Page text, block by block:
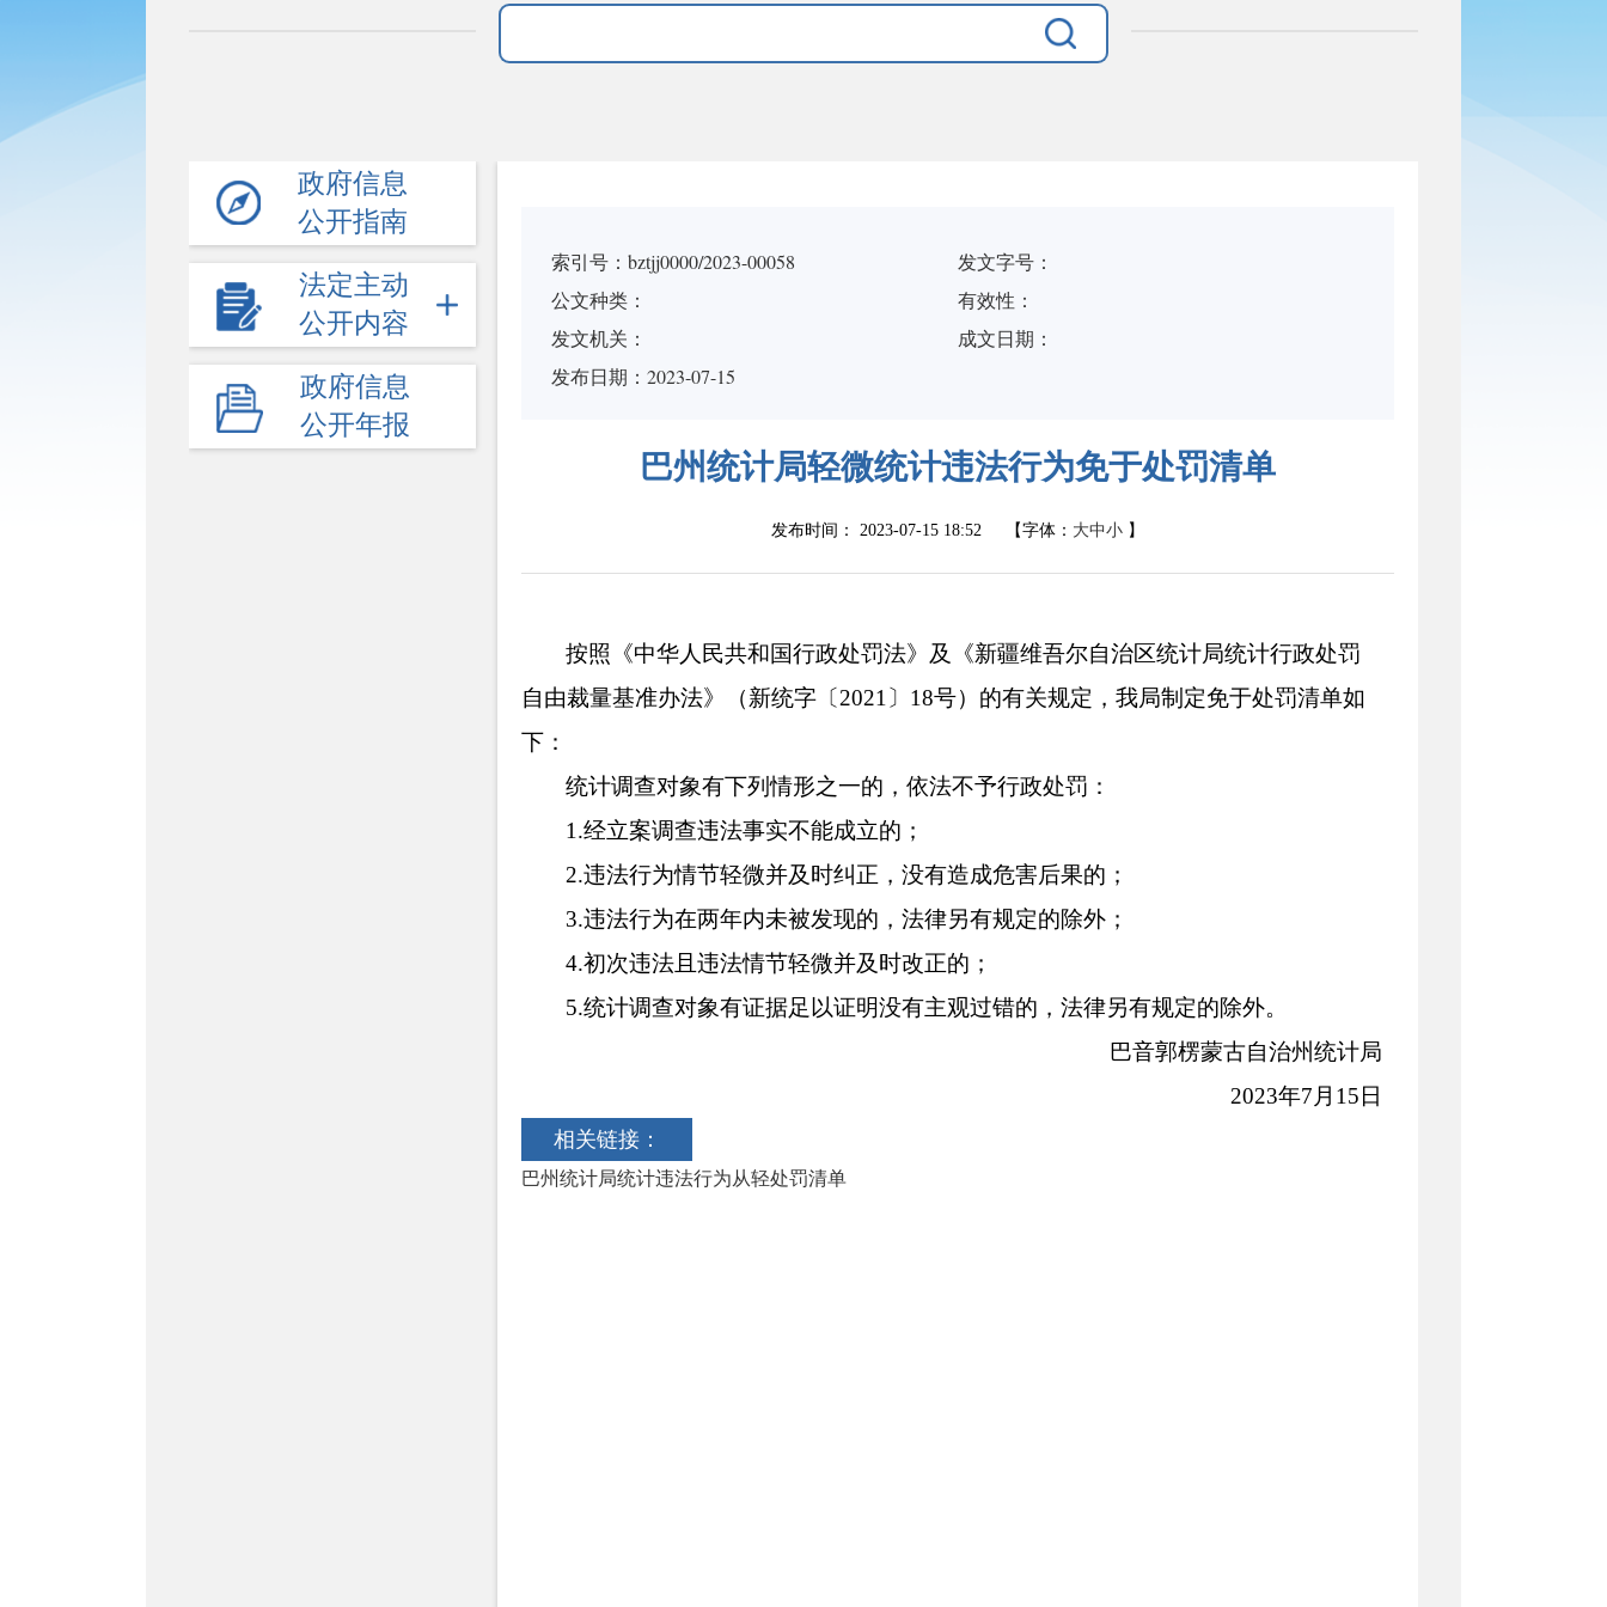
政府信息
公开指南
法定主动
公开内容
政府信息
公开年报
索引号：bztjj0000/2023-00058
发文字号：
公文种类：
有效性：
发文机关：
成文日期：
发布日期：2023-07-15
巴州统计局轻微统计违法行为免于处罚清单
发布时间： 2023-07-15 18:52 【字体： 大中小 】
按照《中华人民共和国行政处罚法》及《新疆维吾尔自治区统计局统计行政处罚
自由裁量基准办法》（新统字〔 2021 〕 18号）的有关规定，我局制定免于处罚清单如
下：
统计调查对象有下列情形之一的，依法不予行政处罚：
1.经立案调查违法事实不能成立的；
2.违法行为情节轻微并及时纠正，没有造成危害后果的；
3.违法行为在两年内未被发现的，法律另有规定的除外 ；
4.初次违法且违法情节轻微并及时改正的 ；
5.统计调查对象有证据足以证明没有主观过错的，法律另有规定的除外。
巴音郭楞蒙古自治州统计局
2023年7 月 15 日
相关链接：
巴州统计局统计违法行为从轻处罚清单